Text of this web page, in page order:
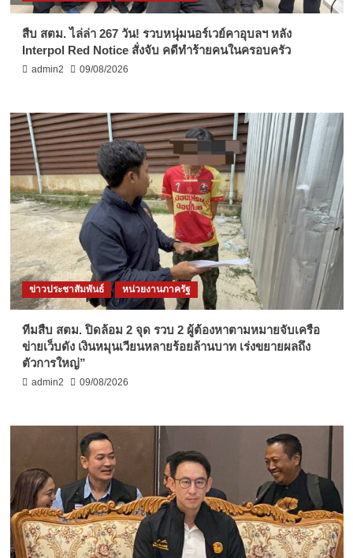
สืบ สตม. ไล่ล่า 267 วัน! รวบหนุ่มนอร์เวย์คาอุบลฯ หลัง
Interpol Red Notice สั่งจับ คดีทำร้ายคนในครอบครัว
admin2 09/08/2026
ข่าวประชาสัมพันธ์ หน่วยงานภาครัฐ
ทีมสืบ สตม. ปิดล้อม 2 จุด รวบ 2 ผู้ต้องหาตามหมายจับเครือ
ข่ายเว็บดัง เงินหมุนเวียนหลายร้อยล้านบาท เร่งขยายผลถึง
ตัวการใหญ่”
admin2 09/08/2026